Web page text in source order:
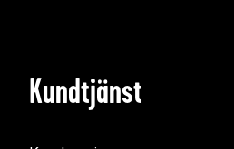
Kundtjänst